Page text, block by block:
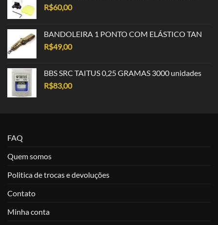
R$60,00
BANDOLEIRA 1 PONTO COM ELÁSTICO TAN
R$49,00
BBS SRC TAITUS 0,25 GRAMAS 3000 unidades
R$83,00
FAQ
Quem somos
Politica de trocas e devoluções
Contato
Minha conta